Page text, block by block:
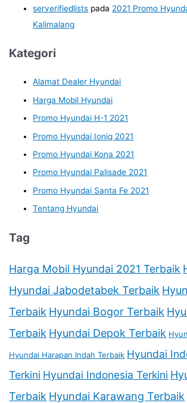
serverifiedlists pada 2021 Promo
Kalimalang
Kategori
Alamat Dealer Hyundai
Harga Mobil Hyundai
Promo Hyundai H-1 2021
Promo Hyundai Ioniq 2021
Promo Hyundai Kona 2021
Promo Hyundai Palisade 2021
Promo Hyundai Santa Fe 2021
Tentang Hyundai
Tag
Harga Mobil Hyundai 2021 Terbaik
Hyundai Jabodetabek Terbaik
Terbaik Hyundai Bogor Terbaik
Terbaik Hyundai Depok Terbaik
Hyundai Harapan Indah Terbaik Hyundai
Terkini Hyundai Indonesia Terkini
Terbaik Hyundai Karawang Terbaik